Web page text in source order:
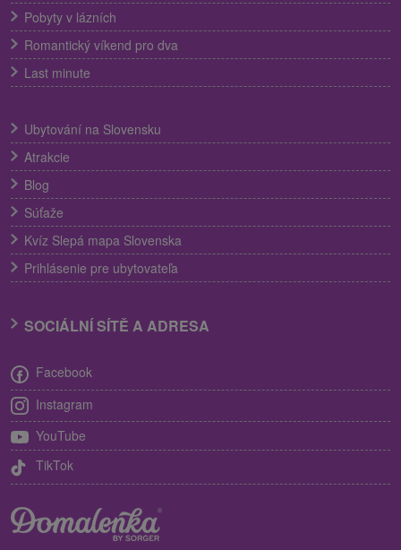
Pobyty v lázních
Romantický víkend pro dva
Last minute
Ubytování na Slovensku
Atrakcie
Blog
Súťaže
Kvíz Slepá mapa Slovenska
Prihlásenie pre ubytovateľa
SOCIÁLNÍ SÍTĚ A ADRESA
Facebook
Instagram
YouTube
TikTok